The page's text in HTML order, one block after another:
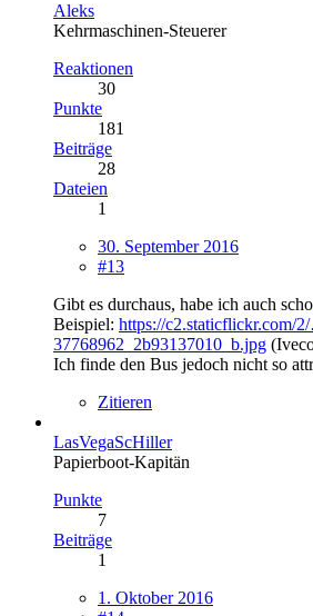
Aleks
Kehrmaschinen-Steuerer
Reaktionen
30
Punkte
181
Beiträge
28
Dateien
1
30. September 2016
#13
Gibt es durchaus, habe ich auch
Beispiel: https://c2.staticflickr.com/
37768962_2b93137010_b.jpg
Ich finde den Bus jedoch nicht so
Zitieren
LasVegaScHiller
Papierboot-Kapitän
Punkte
7
Beiträge
1
1. Oktober 2016